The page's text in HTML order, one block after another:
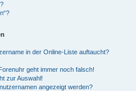
in der Online-Liste auftaucht?
geht immer noch falsch!
zur Auswahl!
angezeigt werden?